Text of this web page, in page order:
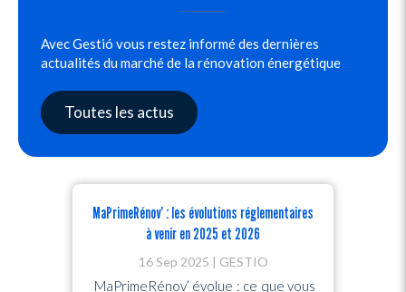
Avec Gestió vous restez informé des dernières
actualités du marché de la rénovation énergétique
Toutes les actus
Pourquoi et comment devenir une entreprise
RGE ?
06 Juin 2024 GESTIO
La certification RGE (Reconnu Garant